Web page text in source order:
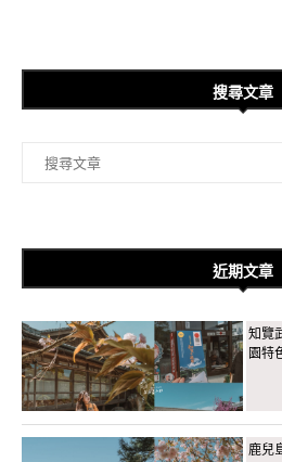
搜尋文章
近期文章
知覽
園特
鹿兒